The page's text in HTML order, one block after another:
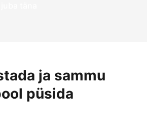
täna
ja sammu
püsida